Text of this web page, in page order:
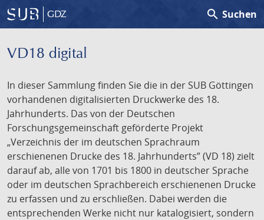
GDZ search Suchen
VD18 digital
In dieser Sammlung finden Sie die in der SUB Göttingen
vorhandenen digitalisierten Druckwerke des 18.
Jahrhunderts. Das von der Deutschen
Forschungsgemeinschaft geförderte Projekt
„Verzeichnis der im deutschen Sprachraum
erschienenen Drucke des 18. Jahrhunderts” (VD 18) zielt
darauf ab, alle von 1701 bis 1800 in deutscher Sprache
oder im deutschen Sprachbereich erschienenen Drucke
zu erfassen und zu erschließen. Dabei werden die
entsprechenden Werke nicht nur katalogisiert, sondern